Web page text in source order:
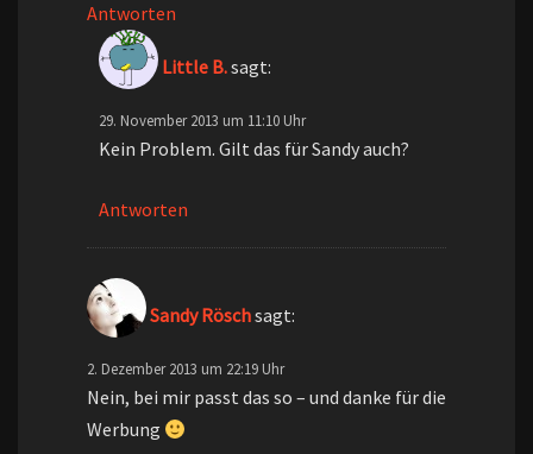
Antworten
Little B.sagt:
29. November 2013 um 11:10 Uhr
Kein Problem. Gilt das für Sandy auch?
Antworten
Sandy Röschsagt:
2. Dezember 2013 um 22:19 Uhr
Nein, bei mir passt das so – und danke für die
Werbung